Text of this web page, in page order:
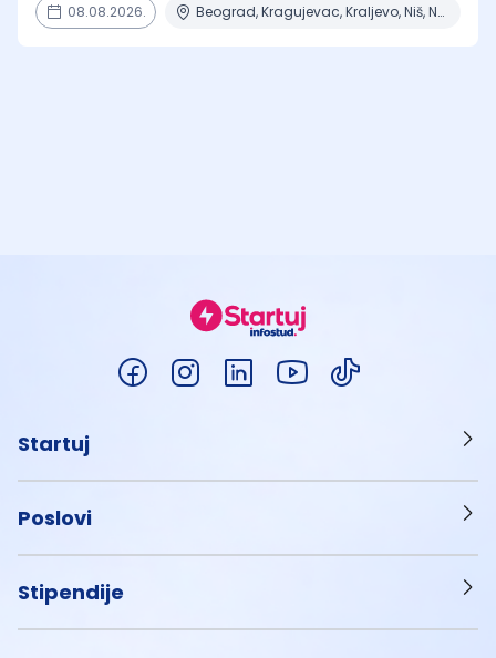
08.08.2026. Beograd, Kragujevac, Kraljevo, Niš, Novi Sad + 2 mesta
Startuj
Poslovi
Stipendije